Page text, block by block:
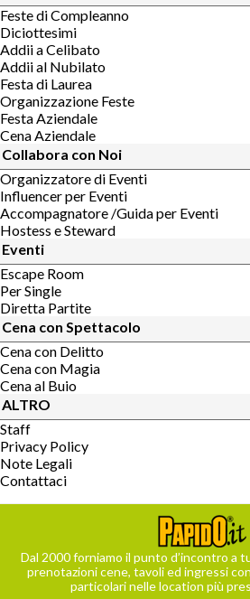
Feste di Compleanno
Diciottesimi
Addii a Celibato
Addii al Nubilato
Festa di Laurea
Organizzazione Feste
Festa Aziendale
Cena Aziendale
Collabora con Noi
Organizzatore di Eventi
Influencer per Eventi
Accompagnatore /Guida per Eventi
Hostess e Steward
Eventi
Escape Room
Per Single
Diretta Partite
Cena con Spettacolo
Cena con Delitto
Cena con Magia
Cena al Buio
ALTRO
Staff
Privacy Policy
Note Legali
Contattaci
Dal 2000 forniamo il punto d’incontro a
prenotazioni cene, tavoli ed ingressi
particolari nelle location più